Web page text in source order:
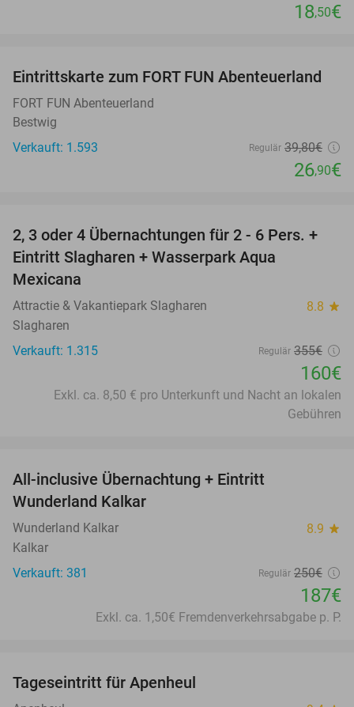
18,50€
32%
Eintrittskarte zum FORT FUN Abenteuerland
FORT FUN Abenteuerland
Bestwig
Verkauft: 1.593
Regulär 39,80€
26,90€
55%
2, 3 oder 4 Übernachtungen für 2 - 6 Pers. +
Eintritt Slagharen + Wasserpark Aqua
Mexicana
Attractie & Vakantiepark Slagharen 8.8 star
Slagharen
Verkauft: 1.315
Regulär 355€
160€
Exkl. ca. 8,50 € pro Unterkunft und Nacht an lokalen
Gebühren
All-inclusive Übernachtung + Eintritt
Wunderland Kalkar
Wunderland Kalkar 8.9 star
Kalkar
Verkauft: 381
Regulär 250€
187€
Exkl. ca. 1,50€ Fremdenverkehrsabgabe p. P.
Tageseintritt für Apenheul